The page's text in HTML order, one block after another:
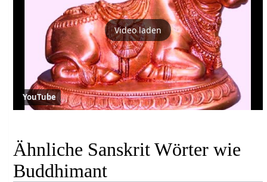
Video laden
YouTube
Ähnliche Sanskrit Wörter wie
Buddhimant